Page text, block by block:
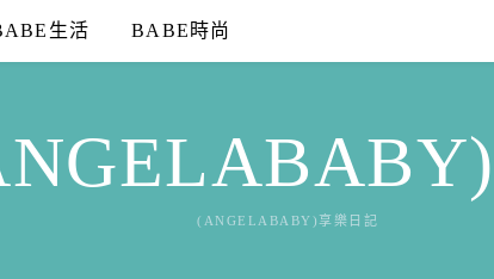
生活 BABE時尚
(ANGELABABY)享樂日記